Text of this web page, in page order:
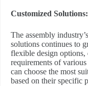
Customized Solutions:
The assembly
solutions continues to
flexible design options,
requirements of
can choose the most
based on their specific